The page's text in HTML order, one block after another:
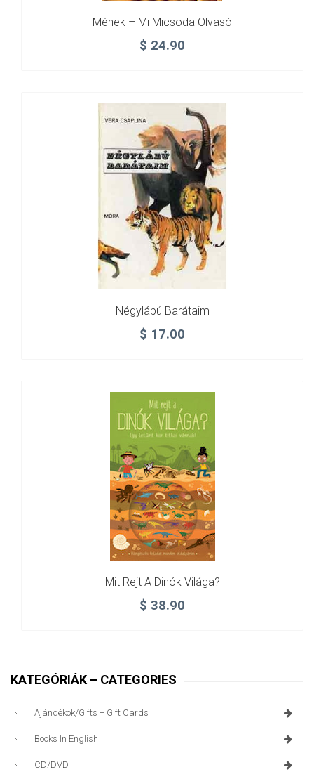
Méhek – Mi Micsoda Olvasó
$ 24.90
Négylábú Barátaim
$ 17.00
Mit Rejt A Dinók Világa?
$ 38.90
KATEGÓRIÁK – CATEGORIES
Ajándékok/gifts + Gift Cards
Books In English
CD/DVD